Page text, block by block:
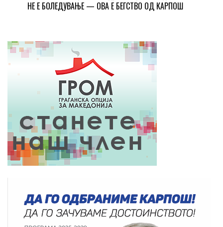
НЕ Е БОЛЕДУВАЊЕ — ОВА Е БЕГСТВО ОД КАРПОШ